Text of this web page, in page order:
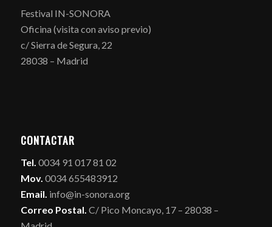
Festival IN-SONORA
Oficina (visita con aviso previo)
c/ Sierra de Segura, 22
28038 – Madrid
CONTACTAR
Tel. 0034 91 017 81 02
Mov. 0034 655483912
Email. info@in-sonora.org
Correo Postal. C/ Pico Moncayo, 17 – 28038 –